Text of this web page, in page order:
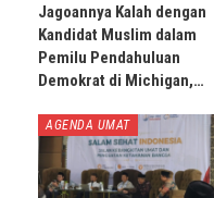
Jagoannya Kalah dengan
Kandidat Muslim dalam
Pemilu Pendahuluan
Demokrat di Michigan,…
AGENDA UMAT